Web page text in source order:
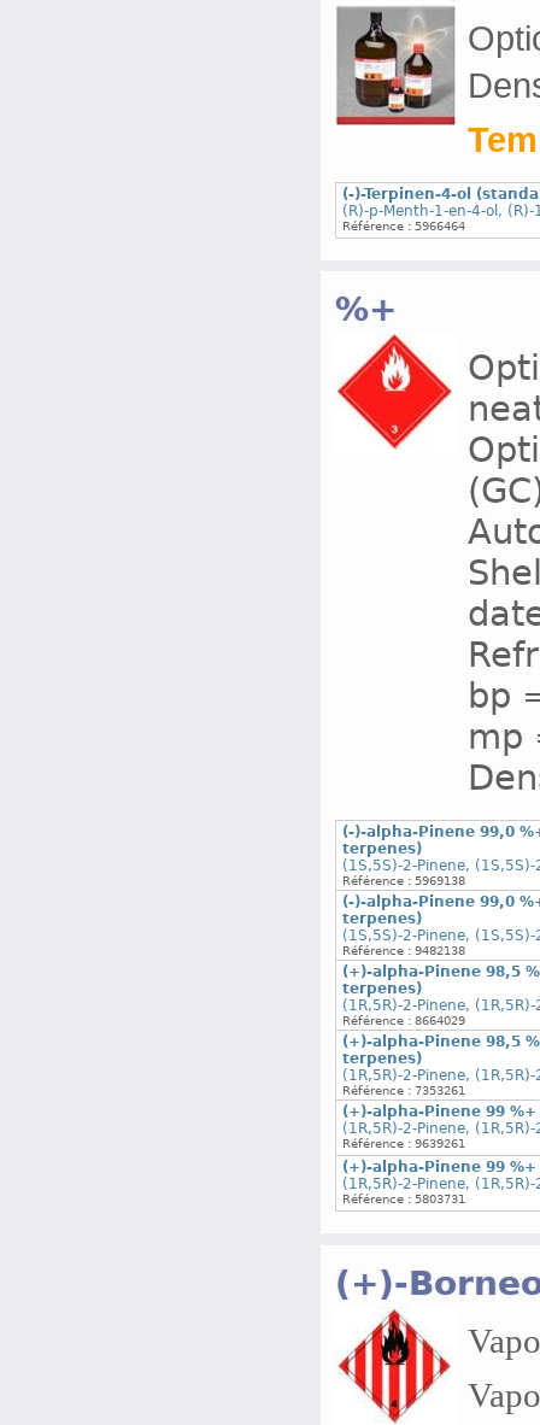
(-)-Terpinen-4-ol
(R)-p-Menth-1-en-4-ol,
Référence : 5966464
%+
bp
mp
(-)-alpha-Pinene 99,0
terpenes)
(1S,5S)-2-Pinene,
Référence : 5969138
(-)-alpha-Pinene 99,0
terpenes)
(1S,5S)-2-Pinene,
Référence : 9482138
(+)-alpha-Pinene 98,5
terpenes)
(1R,5R)-2-Pinene,
Référence : 8664029
(+)-alpha-Pinene 98,5
terpenes)
(1R,5R)-2-Pinene,
Référence : 7353261
(+)-alpha-Pinene 99 %+
(1R,5R)-2-Pinene,
Référence : 9639261
(+)-alpha-Pinene 99 %+
(1R,5R)-2-Pinene,
Référence : 5803731
(+)-